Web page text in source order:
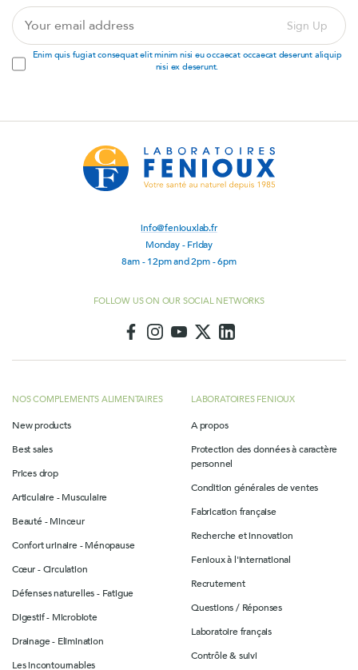
info@feniouxlab.fr
Monday - Friday
8am - 12pm and 2pm - 6pm
FOLLOW US ON OUR SOCIAL NETWORKS
NOS COMPLEMENTS ALIMENTAIRES
New products
Best sales
Prices drop
Articulaire - Musculaire
Beauté - Minceur
Confort urinaire - Ménopause
Cœur - Circulation
Défenses naturelles - Fatigue
Digestif - Microbiote
Drainage - Elimination
Les incontournables
LABORATOIRES FENIOUX
A propos
Protection des données à caractère
personnel
Condition générales de ventes
Fabrication française
Recherche et innovation
Fenioux à l'international
Recrutement
Questions / Réponses
Laboratoire français
Contrôle & suivi
address
Sign Up
Enim quis fugiat consequat elit minim nisi eu occaecat occaecat deserunt aliquip
nisi ex deserunt.